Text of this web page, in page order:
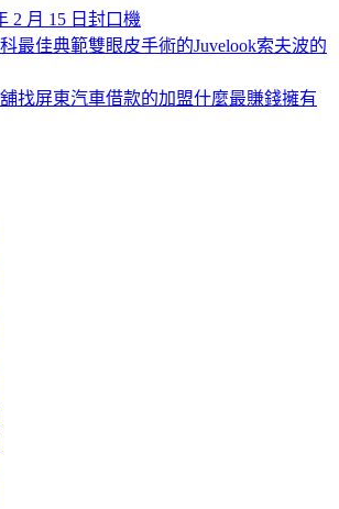
2 月 15 日 類
封口機
最佳典範雙眼皮手術的Juvelook索夫波的
找屏東汽車借款的加盟什麼最賺錢擁有